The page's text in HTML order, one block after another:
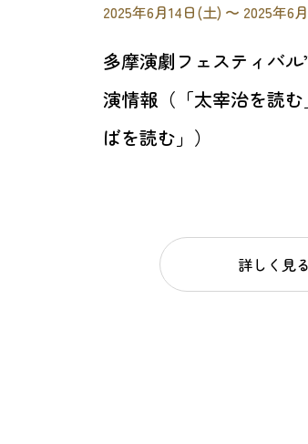
2025年6月14日(土) 〜 2025年6
多摩演劇フェスティバ
演情報（「太宰治を読
ばを読む」）
詳しく見る